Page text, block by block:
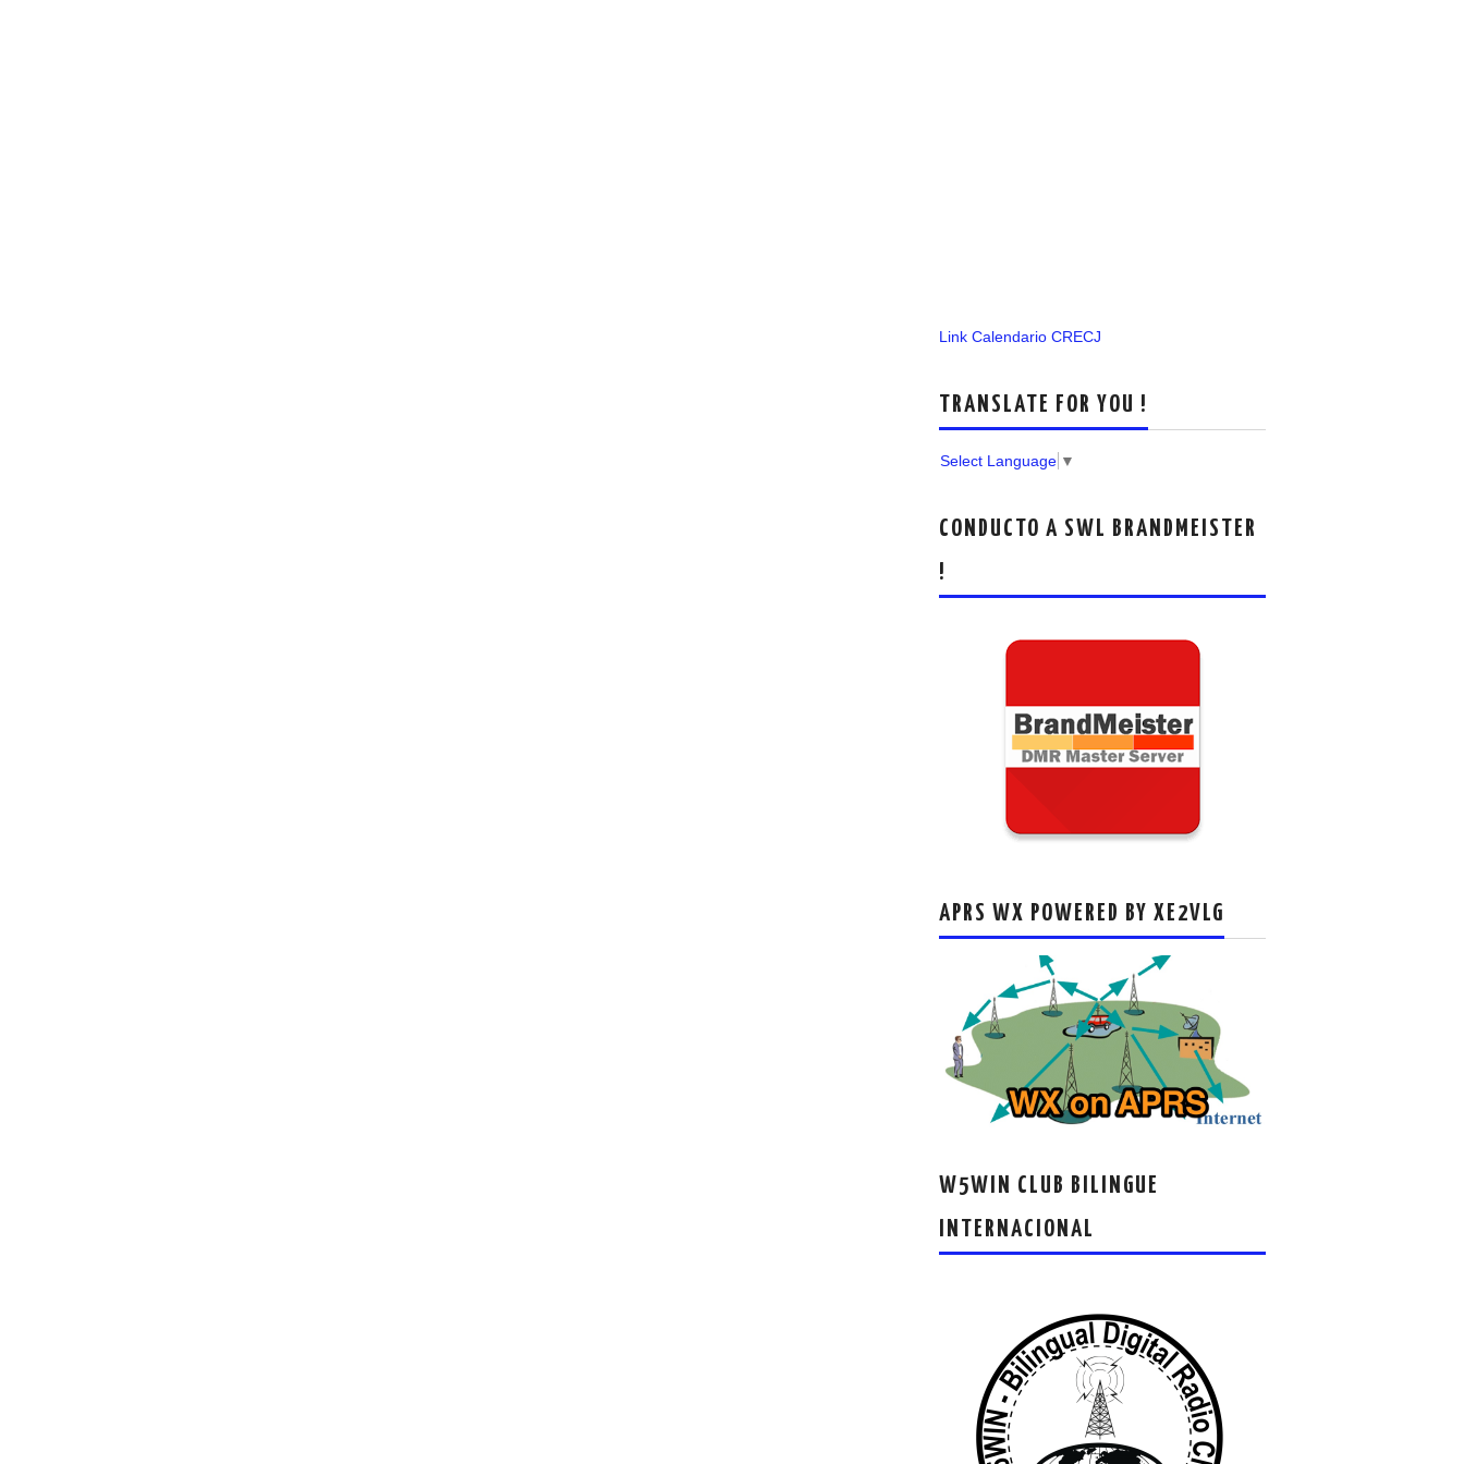
Link Calendario CRECJ
TRANSLATE FOR YOU !
Select Language ▼
CONDUCTO A SWL BRANDMEISTER
!
APRS WX POWERED BY XE2VLG
W5WIN CLUB BILINGUE
INTERNACIONAL